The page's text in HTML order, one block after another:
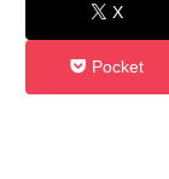
X
Pocket